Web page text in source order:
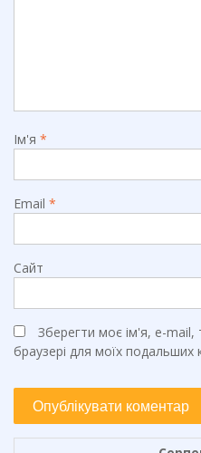
Ім'я *
Email *
Сайт
Зберегти моє ім'я, e-mail,
браузері для моїх подальших